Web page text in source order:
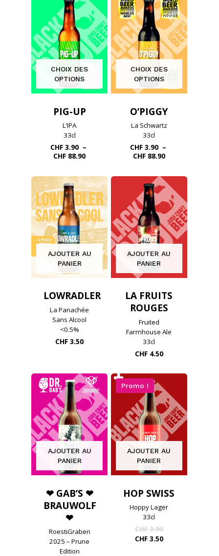
CHF 88.90
à
CHF 88.90
CHOIX DES
OPTIONS
PIG-UP
L’IPA
33cl
CHF 3.90 –
CHF 88.90Plage
CHF 3.90
à
CHF 88.90
CHOIX DES
OPTIONS
O’PIGGY
La Schwartz
33cl
CHF3.90 –
CHF88.90Plage
CHF 3.90
à
CHF 88.90
AJOUTER AU
PANIER
LOWRADLER
La Panachée
Sans Alcool
<0.5%
CHF 3.50
AJOUTER AU
PANIER
LA FRUITS
ROUGES
Fruited
Farmhouse Ale
33cl
CHF4.50
AJOUTER AU
PANIER
❤ GAB’S ❤
BRAUWOLF
❤
RoestiGraben
2025 – Prune
Edition
Promo !
AJOUTER AU
PANIER
HOP SWISS
Hoppy Lager
33cl
CHF3.90Le
prix
CHF3.50Le